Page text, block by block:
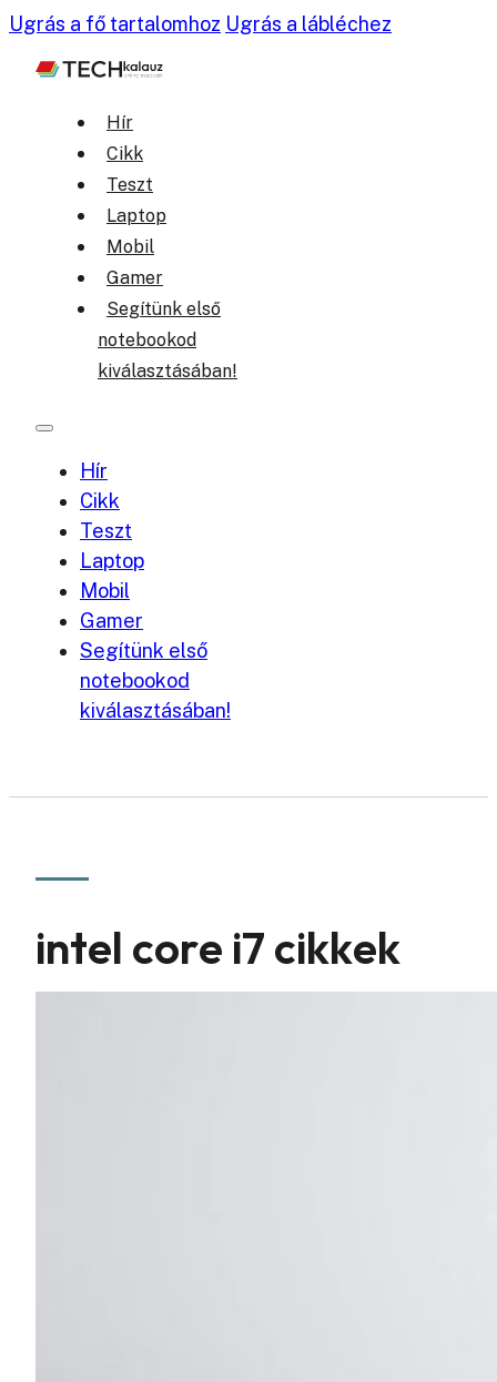
Ugrás a fő tartalomhoz Ugrás a lábléchez
Hír
Cikk
Teszt
Laptop
Mobil
Gamer
Segítünk első
notebookod
kiválasztásában!
Hír
Cikk
Teszt
Laptop
Mobil
Gamer
Segítünk első
notebookod
kiválasztásában!
intel core i7 cikkek